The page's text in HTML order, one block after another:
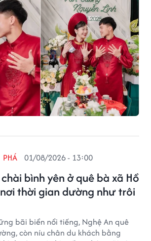
bình yên ở quê bà xã Hồ
thời gian dường như trôi
01/08/2026 - 13:00
bãi biển nổi tiếng, Nghệ An quê
còn níu chân du khách bằng